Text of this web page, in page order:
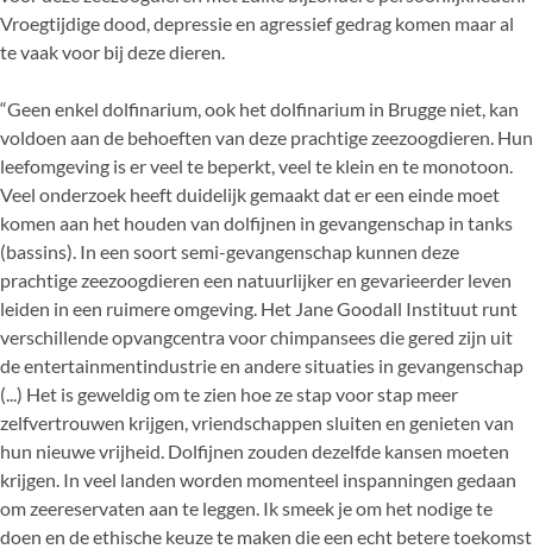
Vroegtijdige dood, depressie en agressief gedrag komen maar al
te vaak voor bij deze dieren.
“Geen enkel dolfinarium, ook het dolfinarium in Brugge niet, kan
voldoen aan de behoeften van deze prachtige zeezoogdieren. Hun
leefomgeving is er veel te beperkt, veel te klein en te monotoon.
Veel onderzoek heeft duidelijk gemaakt dat er een einde moet
komen aan het houden van dolfijnen in gevangenschap in tanks
(bassins). In een soort semi-gevangenschap kunnen deze
prachtige zeezoogdieren een natuurlijker en gevarieerder leven
leiden in een ruimere omgeving. Het Jane Goodall Instituut runt
verschillende opvangcentra voor chimpansees die gered zijn uit
de entertainmentindustrie en andere situaties in gevangenschap
(...) Het is geweldig om te zien hoe ze stap voor stap meer
zelfvertrouwen krijgen, vriendschappen sluiten en genieten van
hun nieuwe vrijheid. Dolfijnen zouden dezelfde kansen moeten
krijgen. In veel landen worden momenteel inspanningen gedaan
om zeereservaten aan te leggen. Ik smeek je om het nodige te
doen en de ethische keuze te maken die een echt betere toekomst